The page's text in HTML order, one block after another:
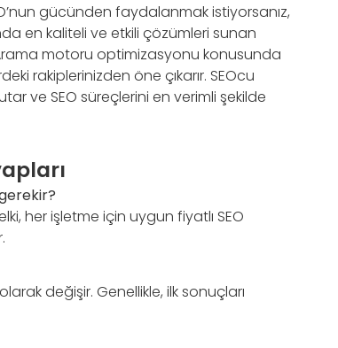
gücünden faydalanmak istiyorsanız,
en kaliteli ve etkili çözümleri sunan
Arama motoru optimizasyonu konusunda
rakiplerinizden öne çıkarır. SEOcu
ve SEO süreçlerini en verimli şekilde
her işletme için uygun fiyatlı SEO
değişir. Genellikle, ilk sonuçları